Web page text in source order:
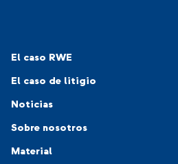
Navigation-Footer 1
El caso RWE
El caso de litigio
Noticias
Navigation-Footer 2
Sobre nosotros
Material